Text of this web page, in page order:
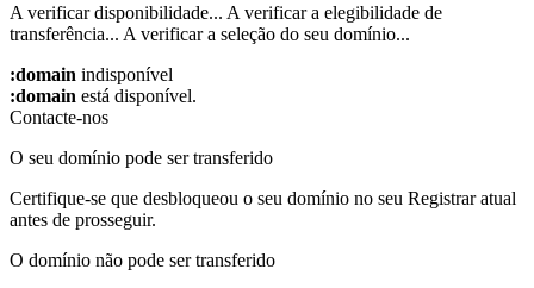
A verificar disponibilidade... A verificar a elegibilidade de
transferência... A verificar a seleção do seu domínio...
:domain indisponível
:domain está disponível.
Contacte-nos
O seu domínio pode ser transferido
Certifique-se que desbloqueou o seu domínio no seu Registrar atual
antes de prosseguir.
O domínio não pode ser transferido